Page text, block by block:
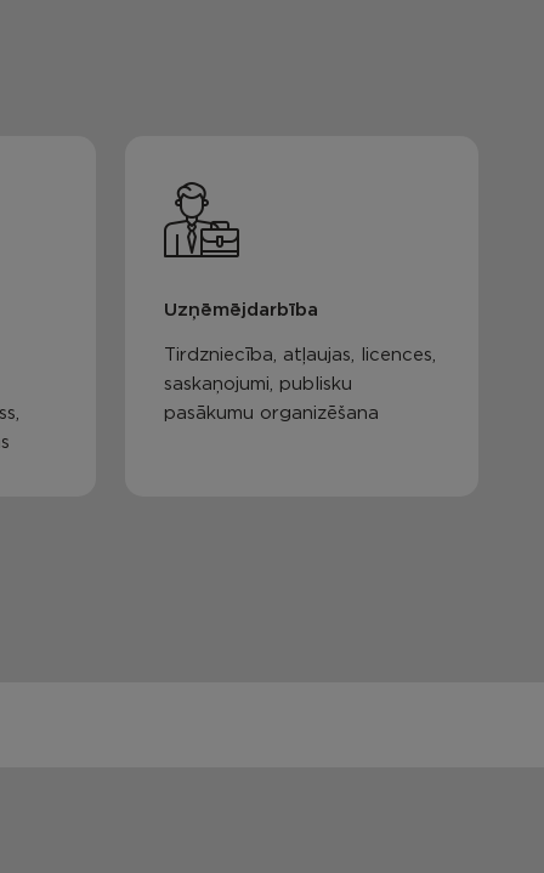
Uzņēmējdarbība
Tirdzniecība, atļaujas, licences,
saskaņojumi, publisku
pasākumu organizēšana